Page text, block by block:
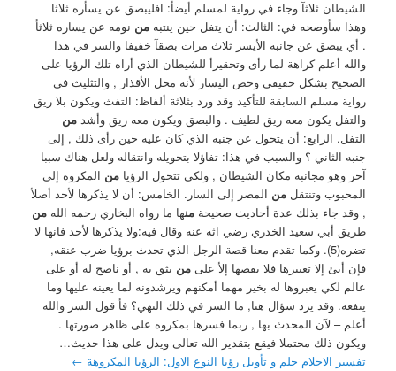
الشيطان ثلاثآ ‏وجاء في رواية لمسلم أيضأ: افليبصق عن يسأره ثلاثا
وهذا سأوضحه في: ‏الثالث: أن يتفل حين ينتبهمن نومه عن يساره ثلاثأ
. أي يبصق عن جانبه الأيسر ثلاث مرات بصقآ خفيفا والسر في هذا
والله أعلم كراهة لما رأى وتحقيرأ للشيطان الذي أراه تلك الرؤيا على
الصحيح بشكل حقيقي وخص اليسار لأنه محل الأقذار , والتثليث في
رواية مسلم السابقة للتأكيد وقد ورد بثلاثة ألفاظ: التفث ويكون بلا ريق
والتفل يكون معه ريق لطيف . والبصق ويكون معه ريق وأشدمن
التفل. ‏الرابع: أن يتحول عن جنبه الذي كان عليه حين رأى ذلك , إلى
جنبه الثاني ؟ والسبب في هذا: تفاؤلا بتحويله وانتقاله ولعل هناك سببا
آخر وهو مجانبة مكان الشيطان , ولكي تتحول الرؤيامن المكروه إلى
المحبوب وتنتقلمن المضر إلى السار. ‏الخامس: أن لا يذكرها لأحد أصلأ
, وقد جاء بذلك عدة أحاديث صحيحةمنها ما رواه البخاري رحمه اللهمن
طريق أبي سعيد الخدري رضي اثه عنه وقال فيه:ولا يذكرها لأحد فانها لا
تضره(5). وكما تقدم معنا قصة الرجل الذي تحدث برؤيا ضرب عنقه,
فإن أبئ إلا تعبيرها فلا يقصها إلأ علىمن يثق به , أو ناصح له أو على
عالم لكي يعبروها له بخير مهما أمكنهم ويرشدونه لما يعينه عليها وما
ينفعه. ‏وقد يرد سؤال هنا, ما السر في ذلك النهي؟ ‏فأ قول السر والله
أعلم – لآن المحدث بها , ربما فسرها بمكروه على ظاهر صورتها .
ويكون ذلك محتملا فيقع بتقدير الله تعالى ويدل على هذا حديث…
تفسير الاحلام حلم و تأويل رؤيا النوع الاول: الرؤيا المكروهة ←